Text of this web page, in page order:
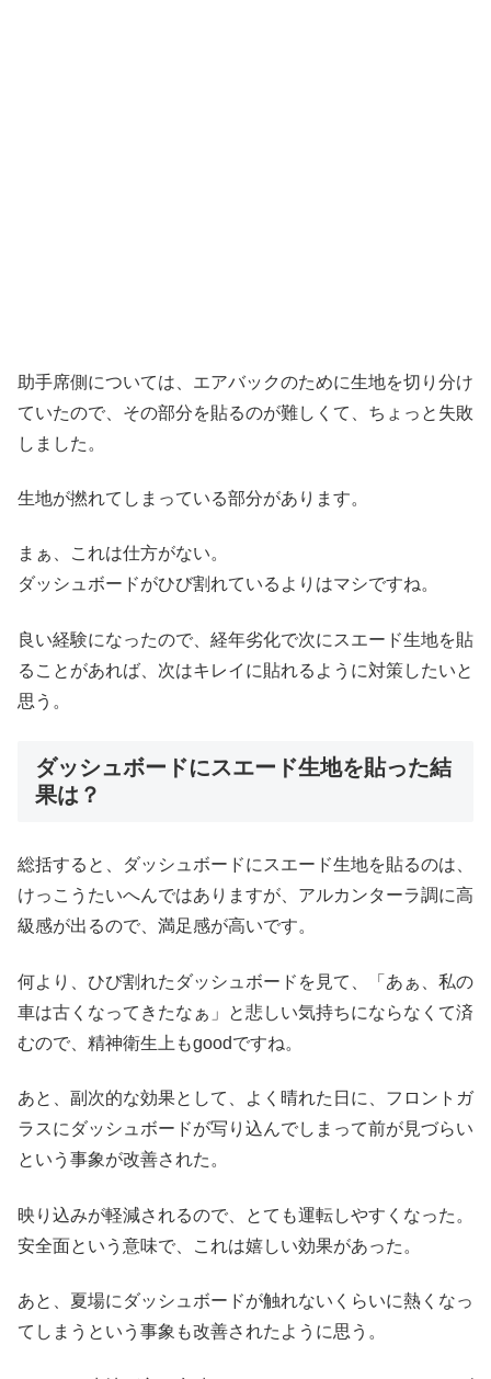
助手席側については、エアバックのために生地を切り分け
ていたので、その部分を貼るのが難しくて、ちょっと失敗
しました。
生地が撚れてしまっている部分があります。
まぁ、これは仕方がない。
ダッシュボードがひび割れているよりはマシですね。
良い経験になったので、経年劣化で次にスエード生地を貼
ることがあれば、次はキレイに貼れるように対策したいと
思う。
ダッシュボードにスエード生地を貼った結
果は？
総括すると、ダッシュボードにスエード生地を貼るのは、
けっこうたいへんではありますが、アルカンターラ調に高
級感が出るので、満足感が高いです。
何より、ひび割れたダッシュボードを見て、「あぁ、私の
車は古くなってきたなぁ」と悲しい気持ちにならなくて済
むので、精神衛生上もgoodですね。
あと、副次的な効果として、よく晴れた日に、フロントガ
ラスにダッシュボードが写り込んでしまって前が見づらい
という事象が改善された。
映り込みが軽減されるので、とても運転しやすくなった。
安全面という意味で、これは嬉しい効果があった。
あと、夏場にダッシュボードが触れないくらいに熱くなっ
てしまうという事象も改善されたように思う。